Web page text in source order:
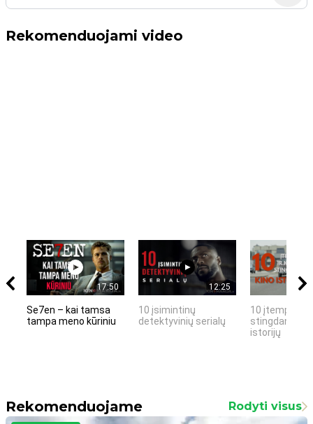
Rekomenduojami video
17:50
Se7en – kai tamsa
tampa meno kūriniu
12:25
10 įsimintinų
detektyvinių serialų
10 įtemptų,
stingdančių
istorijų
Rekomenduojame Rodyti visus